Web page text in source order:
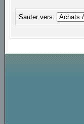
Sauter vers: